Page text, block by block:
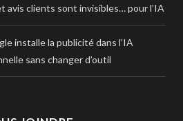
avis clients sont invisibles… pour l’IA
installe la publicité dans l’IA
sans changer d’outil